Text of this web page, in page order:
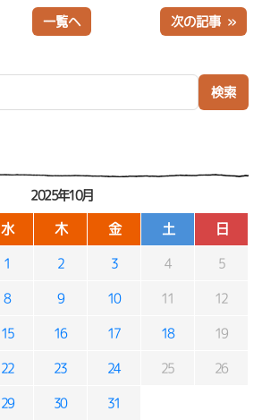
2025年10月
水 木 金 土 日
1 2 3 4 5
8 9 10 11 12
15 16 17 18 19
22 23 24 25 26
29 30 31
一覧へ 次の記事 »